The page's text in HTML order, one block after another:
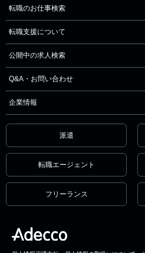
転職のお仕事検索
転職支援について
公開中の求人検索
Q&A・お問い合わせ
企業情報
派遣
転職エージェント
フリーランス